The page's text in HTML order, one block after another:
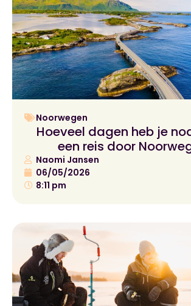
Noorwegen
Hoeveel dagen heb je
een reis door
Naomi Jansen
06/05/2026
8:11 pm